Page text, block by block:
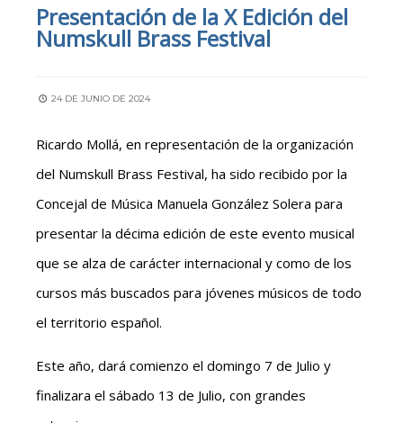
Presentación de la X Edición del
Numskull Brass Festival
24 DE JUNIO DE 2024
Ricardo Mollá, en representación de la organización
del Numskull Brass Festival, ha sido recibido por la
Concejal de Música Manuela González Solera para
presentar la décima edición de este evento musical
que se alza de carácter internacional y como de los
cursos más buscados para jóvenes músicos de todo
el territorio español.
Este año, dará comienzo el domingo 7 de Julio y
finalizara el sábado 13 de Julio, con grandes